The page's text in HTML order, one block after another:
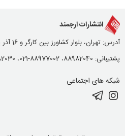
انتشارات ارجمند
آدرس: تهران، بلوار کشاورز بین کارگر و 16 آذر پلاک 292
پشتیبانی: 88982040، 88977002-021، 88982030-021، 88975190-021
شبکه های اجتماعی